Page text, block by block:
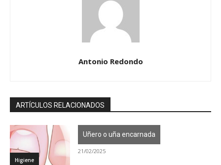
Antonio Redondo
ARTÍCULOS RELACIONADOS
Higiene
Uñero o uña encarnada
21/02/2025